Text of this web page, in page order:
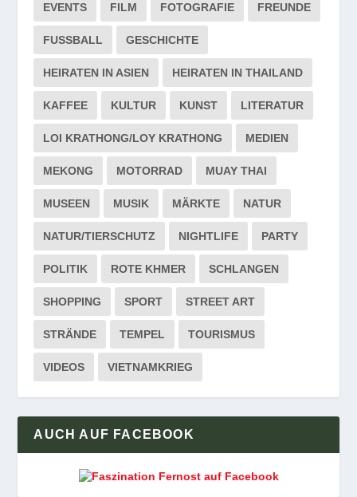
EVENTS FILM FOTOGRAFIE FREUNDE
FUSSBALL GESCHICHTE
HEIRATEN IN ASIEN HEIRATEN IN THAILAND
KAFFEE KULTUR KUNST LITERATUR
LOI KRATHONG/LOY KRATHONG MEDIEN
MEKONG MOTORRAD MUAY THAI
MUSEEN MUSIK MÄRKTE NATUR
NATUR/TIERSCHUTZ NIGHTLIFE PARTY
POLITIK ROTE KHMER SCHLANGEN
SHOPPING SPORT STREET ART
STRÄNDE TEMPEL TOURISMUS
VIDEOS VIETNAMKRIEG
AUCH AUF FACEBOOK